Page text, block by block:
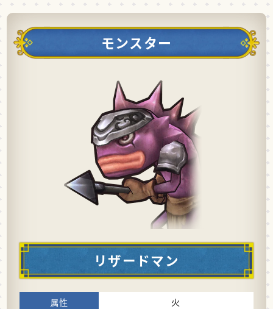
モンスター
リザードマン
火